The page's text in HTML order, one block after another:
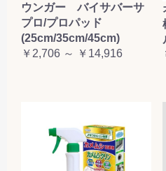
ウンガー バイサバーサ
プロ/プロパッド
(25cm/35cm/45cm)
￥2,706 ～ ￥14,916